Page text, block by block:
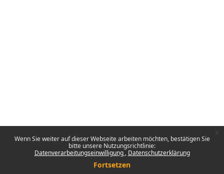
Wenn Sie weiter auf dieser Webseite arbeiten möchten, bestätigen Sie
bitte unsere Nutzungsrichtlinie:
Datenverarbeitungseinwilligung Datenschutzerklärung
Fortsetzen